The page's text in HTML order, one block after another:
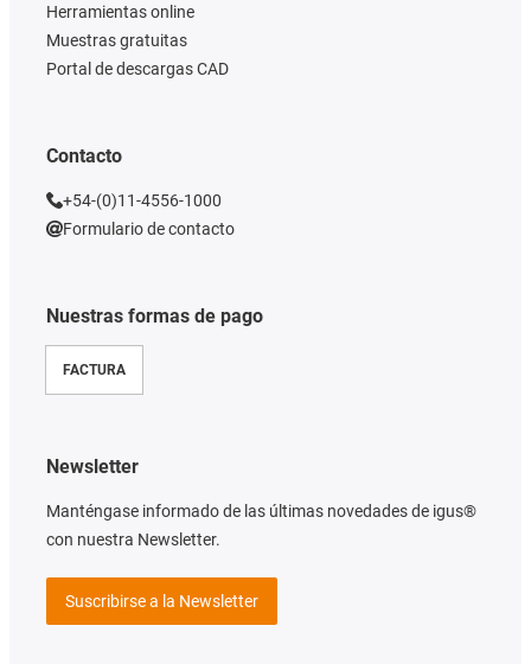
Nuestras formas de pago
FACTURA
Herramientas online
Muestras gratuitas
Portal de descargas CAD
Contacto
+54-(0)11-4556-1000
Formulario de contacto
Newsletter
Manténgase informado de las últimas novedades de igus®
con nuestra Newsletter.
Suscribirse a la Newsletter